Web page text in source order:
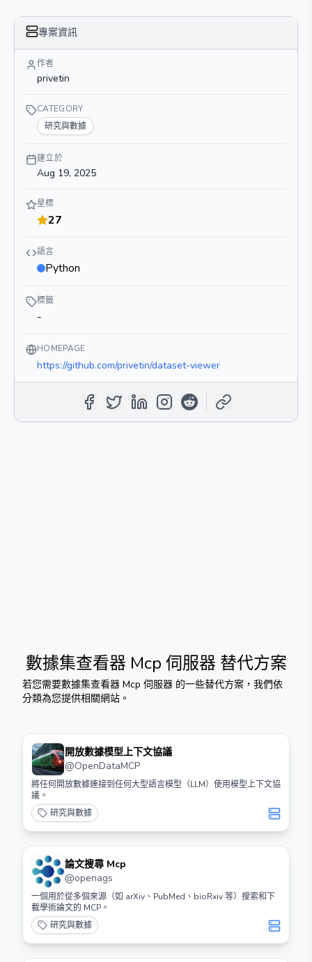
專案資訊
作者
privetin
CATEGORY
研究與數據
建立於
Aug 19, 2025
星標
27
語言
Python
標籤
-
HOMEPAGE
https://github.com/privetin/dataset-viewer
數據集查看器 Mcp 伺服器 替代方案
若您需要數據集查看器 Mcp 伺服器 的一些替代方案，我們依
分類為您提供相關網站。
開放數據模型上下文協議
@OpenDataMCP
將任何開放數據連接到任何大型語言模型（LLM）使用模型上下文協
議。
研究與數據
論文搜尋 Mcp
@openags
一個用於從多個來源（如 arXiv、PubMed、bioRxiv 等）搜索和下
載學術論文的 MCP。
研究與數據